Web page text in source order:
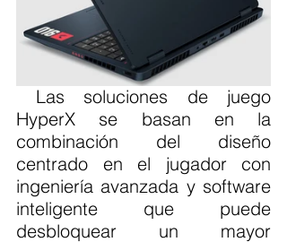
HyperX se basan en la
combinación del diseño
centrado en el jugador con
ingeniería avanzada y software
inteligente que puede
desbloquear un mayor